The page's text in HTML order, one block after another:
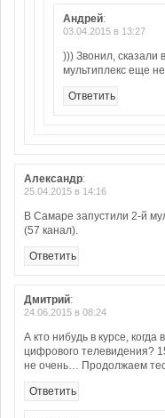
Андрей:
03.04.2015 в 13:27
))) Звонил, сказали
мультиплекс еще
Ответить
Александр:
25.04.2015 в 14:16
В Самаре запустили 2-й
(57 канал).
Ответить
Дмитрий:
24.06.2015 в 08:24
А кто нибудь в курсе,
цифрового телевидения?
не очень… Продолжаем
Ответить